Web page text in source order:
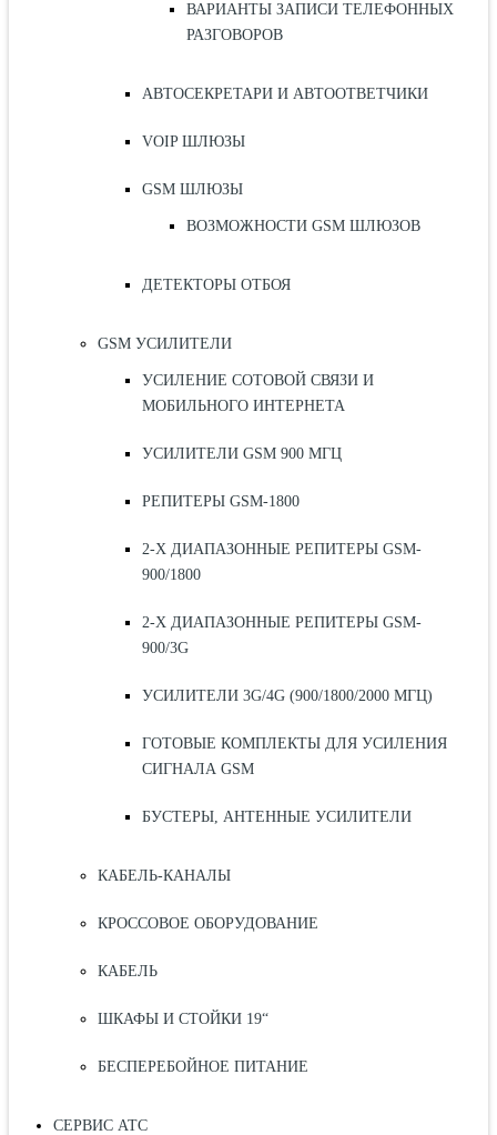
ВАРИАНТЫ ЗАПИСИ ТЕЛЕФОННЫХ
РАЗГОВОРОВ
АВТОСЕКРЕТАРИ И АВТООТВЕТЧИКИ
VOIP ШЛЮЗЫ
GSM ШЛЮЗЫ
ВОЗМОЖНОСТИ GSM ШЛЮЗОВ
ДЕТЕКТОРЫ ОТБОЯ
GSM УСИЛИТЕЛИ
УСИЛЕНИЕ СОТОВОЙ СВЯЗИ И
МОБИЛЬНОГО ИНТЕРНЕТА
УСИЛИТЕЛИ GSM 900 МГЦ
РЕПИТЕРЫ GSM-1800
2-Х ДИАПАЗОННЫЕ РЕПИТЕРЫ GSM-
900/1800
2-Х ДИАПАЗОННЫЕ РЕПИТЕРЫ GSM-
900/3G
УСИЛИТЕЛИ 3G/4G (900/1800/2000 МГЦ)
ГОТОВЫЕ КОМПЛЕКТЫ ДЛЯ УСИЛЕНИЯ
СИГНАЛА GSM
БУСТЕРЫ, АНТЕННЫЕ УСИЛИТЕЛИ
КАБЕЛЬ-КАНАЛЫ
КРОССОВОЕ ОБОРУДОВАНИЕ
КАБЕЛЬ
ШКАФЫ И СТОЙКИ 19“
БЕСПЕРЕБОЙНОЕ ПИТАНИЕ
СЕРВИС АТС